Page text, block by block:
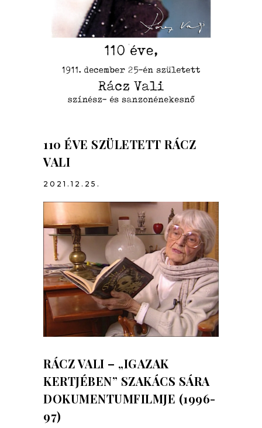
110 ÉVE SZÜLETETT RÁCZ
VALI
2021.12.25.
RÁCZ VALI – „IGAZAK
KERTJÉBEN” SZAKÁCS SÁRA
DOKUMENTUMFILMJE (1996-
97)